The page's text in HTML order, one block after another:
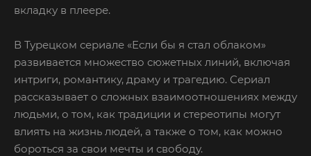
вкладку в плеере.
В Турецком сериале «Если бы я стал облаком»
развивается множество сюжетных линий, включая
интриги, романтику, драму и трагедию. Сериал
рассказывает о сложных взаимоотношениях между
людьми, о том, как традиции и стереотипы могут
влиять на жизнь людей, а также о том, как можно
бороться за свои мечты и свободу.